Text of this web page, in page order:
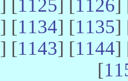
] [1125] [1126]
] [1134] [1135]
] [1143] [1144]
[